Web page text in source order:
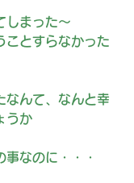
しまった～
ことすらなかった
なんて、なんと幸
うか
事なのに・・・